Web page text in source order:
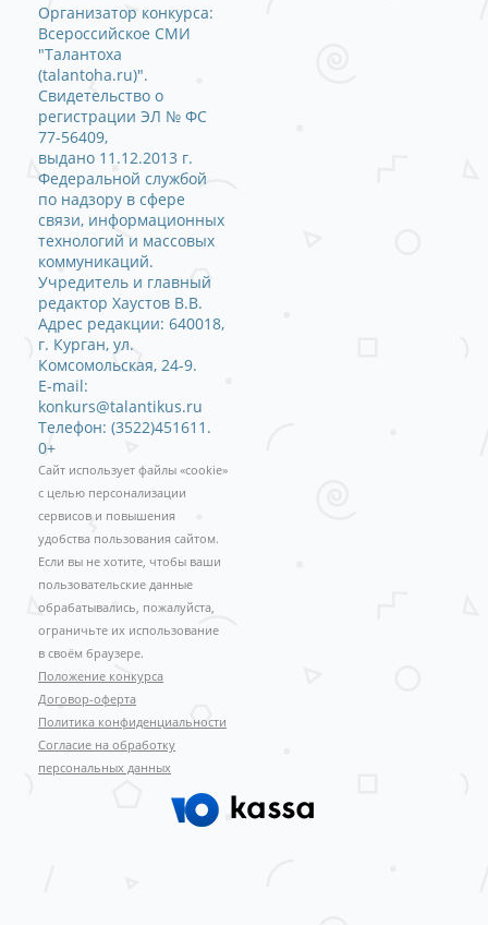
Организатор конкурса:
Всероссийское СМИ
"Талантоха
(talantoha.ru)".
Свидетельство о
регистрации ЭЛ № ФС
77-56409,
выдано 11.12.2013 г.
Федеральной службой
по надзору в сфере
связи, информационных
технологий и массовых
коммуникаций.
Учредитель и главный
редактор Хаустов В.В.
Адрес редакции: 640018,
г. Курган, ул.
Комсомольская, 24-9.
E-mail:
konkurs@talantikus.ru
Телефон: (3522)451611.
0+
Сайт использует файлы «cookie»
с целью персонализации
сервисов и повышения
удобства пользования сайтом.
Если вы не хотите, чтобы ваши
пользовательские данные
обрабатывались, пожалуйста,
ограничьте их использование
в своём браузере.
Положение конкурса
Договор-оферта
Политика конфиденциальности
Согласие на обработку
персональных данных